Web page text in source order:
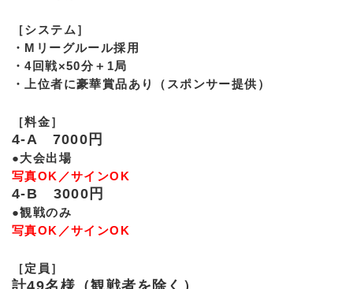
［システム］
・Mリーグルール採用
・4回戦×50分＋1局
・上位者に豪華賞品あり（スポンサー提供）
［料金］
4-A 7000円
●大会出場
写真OK／サインOK
4-B 3000円
●観戦のみ
写真OK／サインOK
［定員］
計49名様（観戦者を除く）